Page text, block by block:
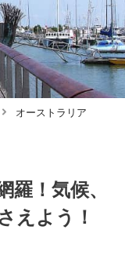
オーストラリア
！気候、
えよう！